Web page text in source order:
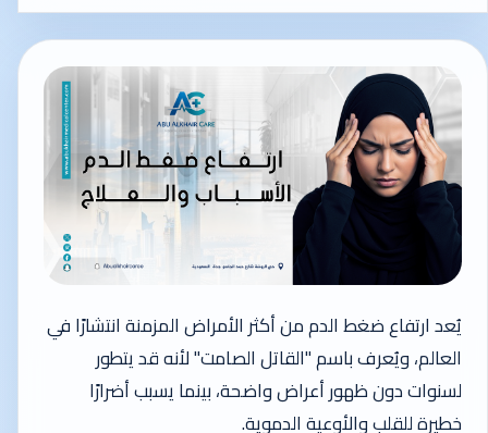
يُعد ارتفاع ضغط الدم من أكثر الأمراض المزمنة انتشارًا في
العالم، ويُعرف باسم "القاتل الصامت" لأنه قد يتطور
لسنوات دون ظهور أعراض واضحة، بينما يسبب أضرارًا
خطيرة للقلب والأوعية الدموية.